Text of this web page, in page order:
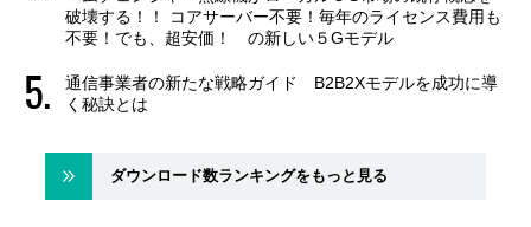
破壊する！！ コアサーバー不要！毎年のライセンス費用も
不要！でも、超安価！ の新しい５Gモデル
通信事業者の新たな戦略ガイド B2B2Xモデルを成功に導
く秘訣とは
ダウンロード数ランキングをもっと見る